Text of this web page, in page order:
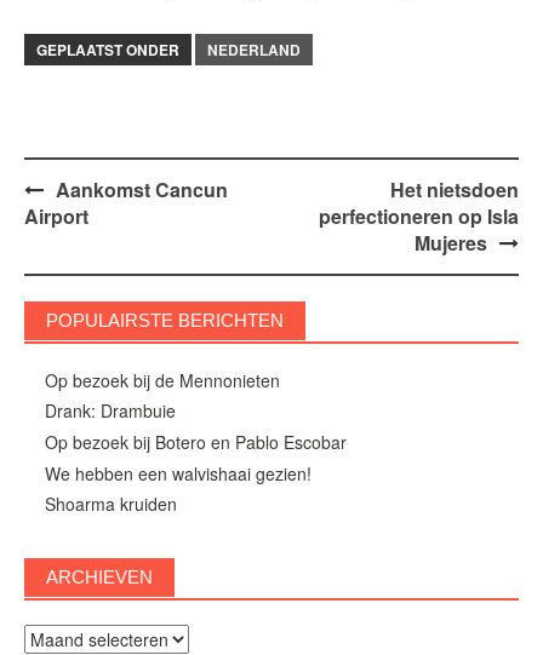
GEPLAATST ONDER NEDERLAND
Bericht
navigatie
Aankomst Cancun
Airport
Het nietsdoen
perfectioneren op Isla
Mujeres
POPULAIRSTE BERICHTEN
Op bezoek bij de Mennonieten
Drank: Drambuie
Op bezoek bij Botero en Pablo Escobar
We hebben een walvishaai gezien!
Shoarma kruiden
ARCHIEVEN
Archieven